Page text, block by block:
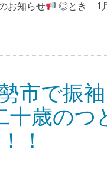
お知らせ ◎とき 1月
市で振
十歳のつ
！